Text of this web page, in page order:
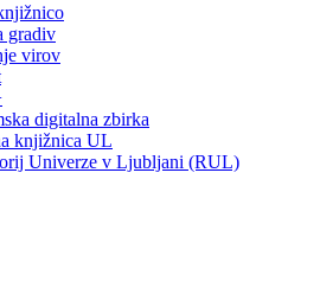
gradiv
virov
digitalna zbirka
knjižnica UL
Univerze v Ljubljani (RUL)